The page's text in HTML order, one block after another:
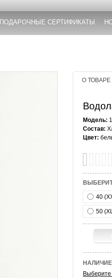
ПОДАРОЧНЫЕ СЕРТИФИКАТЫ
О ТОВАРЕ
Модель:
Состав:
Цвет:
40
50
Выберите